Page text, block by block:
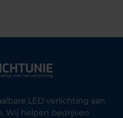
LED verlichting aan
Wij helpen bedrijven